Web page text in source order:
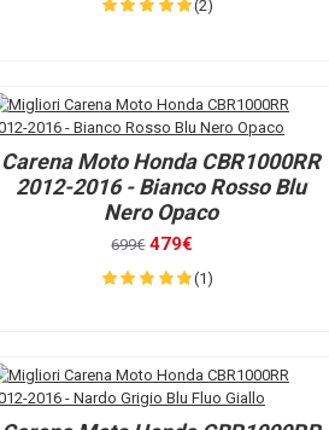
(2)
Carena Moto Honda CBR1000RR
2012-2016 - Bianco Rosso Blu
Nero Opaco
699€ 479€
(1)